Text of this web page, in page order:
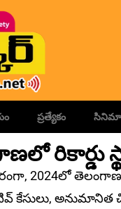
ప్రత్యేకం సినిమా
2024లో
కేసులు, అనుమానిత